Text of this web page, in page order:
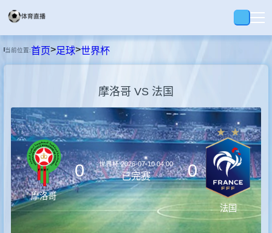
足球
篮球
录像
集锦
当前位置:首页>足球>世界杯
摩洛哥 VS 法国
摩洛哥
0 世界杯2026-07-10 04:00
已完赛 0
法国